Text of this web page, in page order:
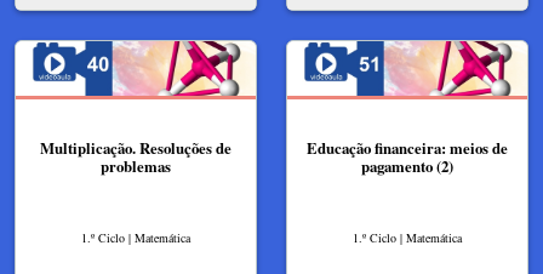
Multiplicação. Resoluções de
problemas
1.º Ciclo | Matemática
Educação financeira: meios de
pagamento (2)
1.º Ciclo | Matemática